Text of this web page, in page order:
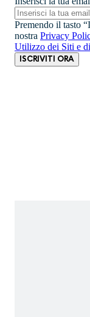
Premendo il tasto
nostra Privacy
Utilizzo dei Siti e
ISCRIVITI ORA